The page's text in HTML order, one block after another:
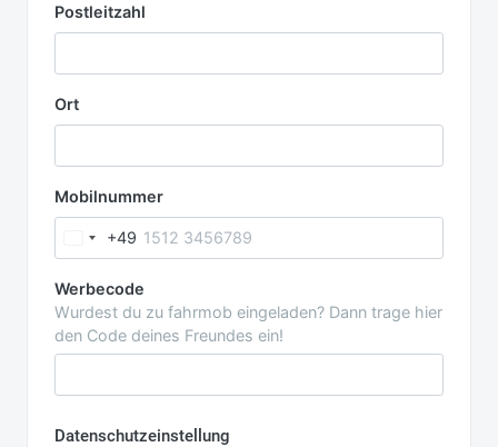
Postleitzahl
Ort
Mobilnummer
+49
Werbecode
Wurdest du zu fahrmob eingeladen? Dann trage hier
den Code deines Freundes ein!
Datenschutzeinstellung